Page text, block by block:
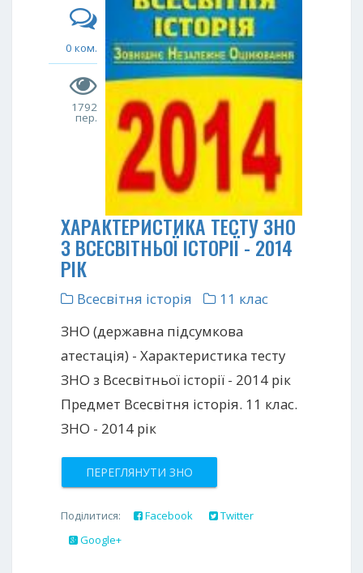
0 ком.
1792
пер.
ХАРАКТЕРИСТИКА ТЕСТУ ЗНО
З ВСЕСВІТНЬОЇ ІСТОРІЇ - 2014
РІК
Всесвітня історія
11 клас
ЗНО (державна підсумкова
атестація) - Характеристика тесту
ЗНО з Всесвітньої історії - 2014 рік
Предмет Всесвітня історія. 11 клас.
ЗНО - 2014 рік
ПЕРЕГЛЯНУТИ ЗНО
Поділитися: Facebook
Twitter
Google+